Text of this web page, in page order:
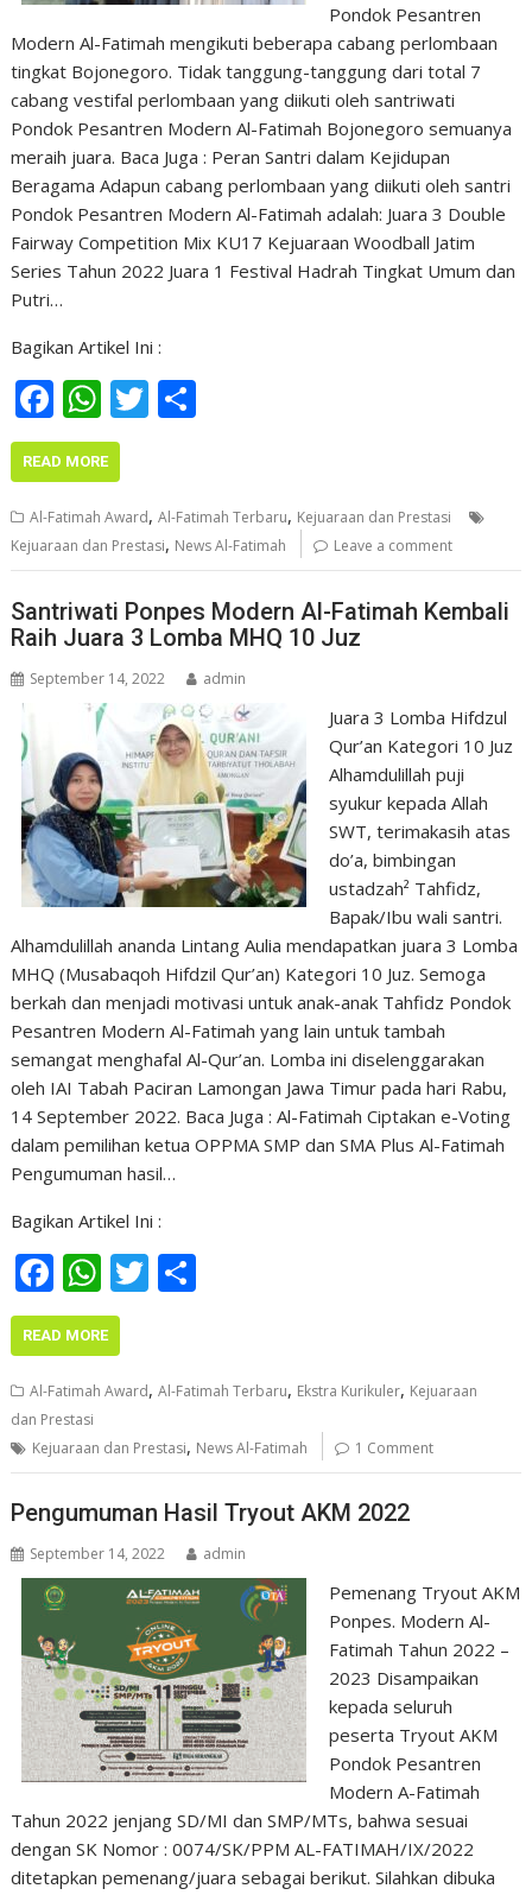
Pondok Pesantren
Modern Al-Fatimah mengikuti beberapa cabang perlombaan
tingkat Bojonegoro. Tidak tanggung-tanggung dari total 7
cabang vestifal perlombaan yang diikuti oleh santriwati
Pondok Pesantren Modern Al-Fatimah Bojonegoro semuanya
meraih juara. Baca Juga : Peran Santri dalam Kejidupan
Beragama Adapun cabang perlombaan yang diikuti oleh santri
Pondok Pesantren Modern Al-Fatimah adalah: Juara 3 Double
Fairway Competition Mix KU17 Kejuaraan Woodball Jatim
Series Tahun 2022 Juara 1 Festival Hadrah Tingkat Umum dan
Putri…
Bagikan Artikel Ini :
F
ac
e
b
o
o
k
W
h
at
s
A
p
p
T
er e
READ MORE
Al-Fatimah Award,Al-Fatimah Terbaru, Kejuaraan dan Prestasi
Kejuaraan dan Prestasi, News Al-Fatimah Leave a comment
Santriwati Ponpes Modern Al-Fatimah Kembali
Raih Juara 3 Lomba MHQ 10 Juz
September 14, 2022 admin
Juara 3 Lomba Hifdzul
Qur’an Kategori 10 Juz
Alhamdulillah puji
syukur kepada Allah
SWT, terimakasih atas
do’a, bimbingan
ustadzah² Tahfidz,
Bapak/Ibu wali santri.
Alhamdulillah ananda Lintang Aulia mendapatkan juara 3 Lomba
MHQ (Musabaqoh Hifdzil Qur’an) Kategori 10 Juz. Semoga
berkah dan menjadi motivasi untuk anak-anak Tahfidz Pondok
Pesantren Modern Al-Fatimah yang lain untuk tambah
semangat menghafal Al-Qur’an. Lomba ini diselenggarakan
oleh IAI Tabah Paciran Lamongan Jawa Timur pada hari Rabu,
14 September 2022. Baca Juga : Al-Fatimah Ciptakan e-Voting
dalam pemilihan ketua OPPMA SMP dan SMA Plus Al-Fatimah
Pengumuman hasil…
Bagikan Artikel Ini :
F
ac
e
b
o
o
k
W
h
at
s
p
p
T
er e
READ MORE
Al-Fatimah Award,Al-Fatimah Terbaru, Ekstra Kurikuler, Kejuaraan
dan Prestasi
Kejuaraan dan Prestasi, News Al-Fatimah 1 Comment
Pengumuman Hasil Tryout AKM 2022
September 14, 2022 admin
Pemenang Tryout AKM
Ponpes. Modern Al-
Fatimah Tahun 2022 –
2023 Disampaikan
kepada seluruh
peserta Tryout AKM
Pondok Pesantren
Modern A-Fatimah
Tahun 2022 jenjang SD/MI dan SMP/MTs, bahwa sesuai
dengan SK Nomor : 0074/SK/PPM AL-FATIMAH/IX/2022
ditetapkan pemenang/juara sebagai berikut. Silahkan dibuka